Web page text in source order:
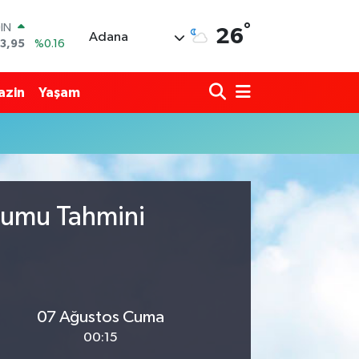
%0.16
ALTIN
Adana 26°
Yaşam
Tahmini
07 Ağustos Cuma
00:15